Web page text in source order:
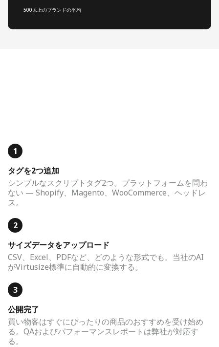
500以上のブランドの平均
1
タグを2つ追加
シンプルなスクリプトタグ2つ。プラットフォームを問わ
ない — Shopify、Magento、WooCommerce、ヘッドレ
ス。
2
サイズデータをアップロード
CSV、Excel、PDFなど、どのような形式でも。当社のAI
がVirtusize標準に自動的に変換する。
3
公開完了
買い物客はすぐにぴったりの商品のおすすめを受け始め
る。QAおよびパフォーマンスレポートは弊社が対応す
る。